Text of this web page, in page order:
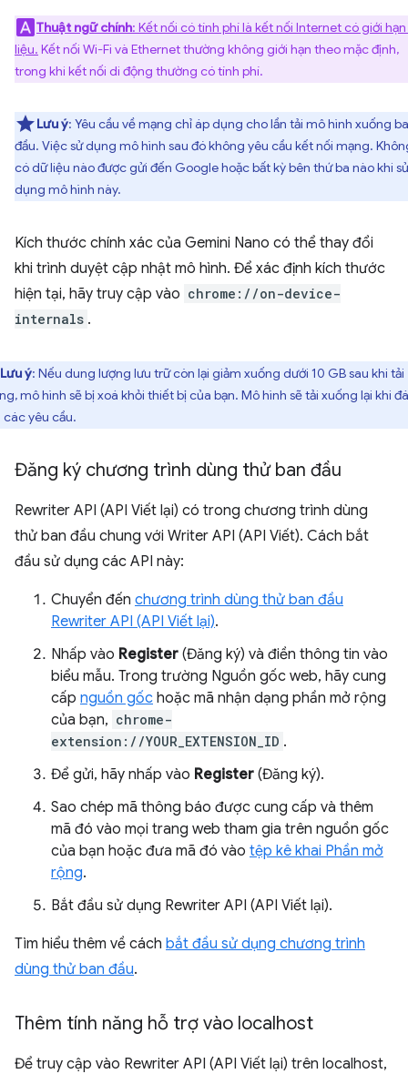
Thuật ngữ chính: Kết nối có tính phí là kết nối Internet có giới
liệu. Kết nối Wi-Fi và Ethernet thường không giới hạn theo mặc định,
trong khi kết nối di động thường có tính phí.
Lưu ý: Yêu cầu về mạng chỉ áp dụng cho lần tải mô hình xuống
đầu. Việc sử dụng mô hình sau đó không yêu cầu kết nối mạng.
có dữ liệu nào được gửi đến Google hoặc bất kỳ bên thứ ba nào khi sử
dụng mô hình này.
Kích thước chính xác của Gemini Nano có thể thay đổi
khi trình duyệt cập nhật mô hình. Để xác định kích thước
hiện tại, hãy truy cập vào chrome://on-device-
internals .
Lưu ý: Nếu dung lượng lưu trữ còn lại giảm xuống dưới 10 GB sau khi tải
mô hình sẽ bị xoá khỏi thiết bị của bạn. Mô hình sẽ tải xuống lại khi
các yêu cầu.
Đăng ký chương trình dùng thử ban đầu
Rewriter API (API Viết lại) có trong chương trình dùng
thử ban đầu chung với Writer API (API Viết). Cách bắt
đầu sử dụng các API này:
Chuyển đến chương trình dùng thử ban đầu
Rewriter API (API Viết lại).
Nhấp vào Register (Đăng ký) và điền thông tin vào
biểu mẫu. Trong trường Nguồn gốc web, hãy cung
cấp nguồn gốc hoặc mã nhận dạng phần mở rộng
của bạn, chrome-
extension://YOUR_EXTENSION_ID .
Để gửi, hãy nhấp vào Register (Đăng ký).
Sao chép mã thông báo được cung cấp và thêm
mã đó vào mọi trang web tham gia trên nguồn gốc
của bạn hoặc đưa mã đó vào tệp kê khai Phần mở
rộng.
Bắt đầu sử dụng Rewriter API (API Viết lại).
Tìm hiểu thêm về cách bắt đầu sử dụng chương trình
dùng thử ban đầu.
Thêm tính năng hỗ trợ vào localhost
Để truy cập vào Rewriter API (API Viết lại) trên localhost,